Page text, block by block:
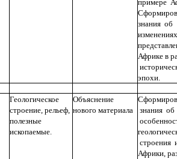
примере
знания об
изменениях
Африке в
эпохи.
Геологическое
строение, рельеф,
полезные
ископаемые.
Объяснение
нового материала
знания об
строения
Африки,